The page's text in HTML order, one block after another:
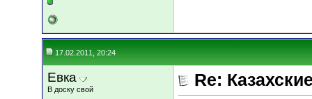
17.02.2011, 20:24
Евка
В доску свой Re: